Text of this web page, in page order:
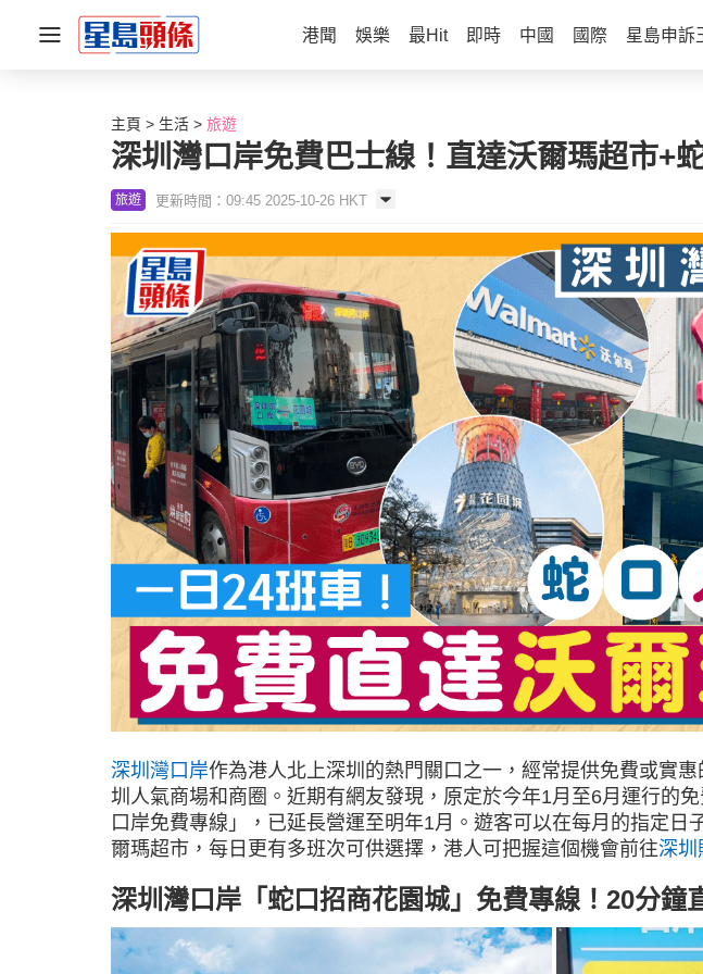
港聞 娛樂 最Hit 即時 中國 國際 星島申訴
主頁 生活 旅遊
深圳灣口岸免費巴士線！直達沃爾瑪超市+
旅遊 更新時間：09:45 2025-10-26 HKT
深圳灣口岸作為港人北上深圳的熱門關口之一，經常提供免費或實
圳人氣商場和商圈。近期有網友發現，原定於今年1月至6月運行的
口岸免費專線」，已延長營運至明年1月。遊客可以在每月的指定日
爾瑪超市，每日更有多班次可供選擇，港人可把握這個機會前往深圳
深圳灣口岸「蛇口招商花園城」免費專線！20分鐘